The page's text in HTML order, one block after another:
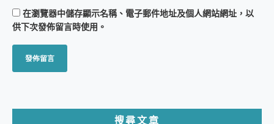
在瀏覽器中儲存顯示名稱、電子郵件地址及個人網站網址，以
供下次發佈留言時使用。
搜尋文章